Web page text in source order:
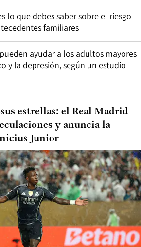
lo que debes saber sobre el riesgo
familiares
ayudar a los adultos mayores
y la depresión, según un estudio
estrellas: el Real Madrid
y anuncia la
Junior